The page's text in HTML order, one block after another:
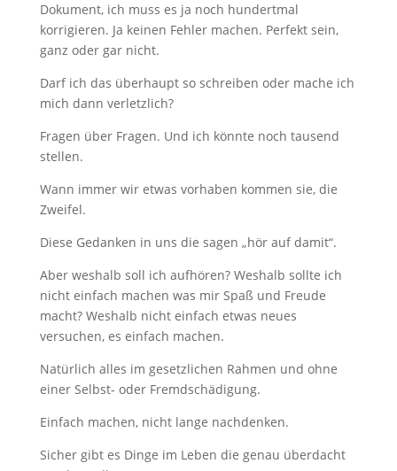
Dokument, ich muss es ja noch hundertmal
korrigieren. Ja keinen Fehler machen. Perfekt sein,
ganz oder gar nicht.
Darf ich das überhaupt so schreiben oder mache ich
mich dann verletzlich?
Fragen über Fragen. Und ich könnte noch tausend
stellen.
Wann immer wir etwas vorhaben kommen sie, die
Zweifel.
Diese Gedanken in uns die sagen „hör auf damit“.
Aber weshalb soll ich aufhören? Weshalb sollte ich
nicht einfach machen was mir Spaß und Freude
macht? Weshalb nicht einfach etwas neues
versuchen, es einfach machen.
Natürlich alles im gesetzlichen Rahmen und ohne
einer Selbst- oder Fremdschädigung.
Einfach machen, nicht lange nachdenken.
Sicher gibt es Dinge im Leben die genau überdacht